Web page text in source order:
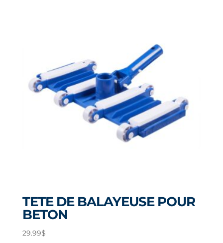
TETE DE BALAYEUSE POUR
BETON
29.99$